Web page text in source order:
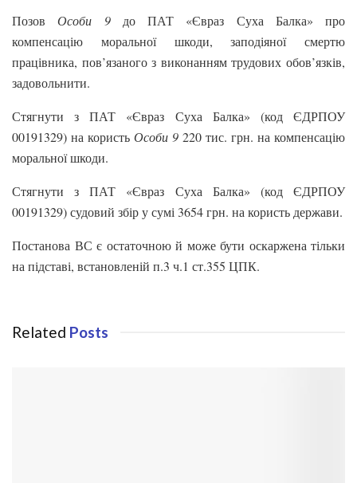
ПозовОсоби 9 до ПАТ «Євраз Суха Балка» про
компенсацію моральної шкоди, заподіяної смертю
працівника, пов’язаного з виконанням трудових обов’язків,
задовольнити.
Стягнути з ПАТ «Євраз Суха Балка» (код ЄДРПОУ
00191329) на користь Особи 9 220 тис. грн. на компенсацію
моральної шкоди.
Стягнути з ПАТ «Євраз Суха Балка» (код ЄДРПОУ
00191329) судовий збір у сумі 3654 грн. на користь держави.
Постанова ВС є остаточною й може бути оскаржена тільки
на підставі, встановленій п.3 ч.1 ст.355 ЦПК.
Related Posts